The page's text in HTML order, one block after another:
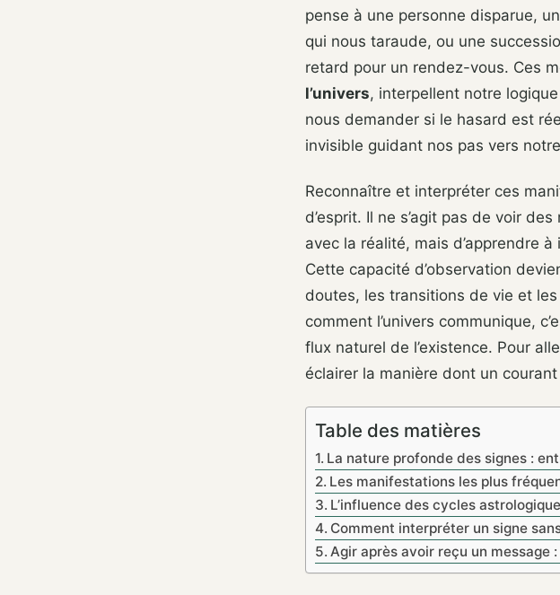
pense à une personne disparue,
qui nous taraude, ou une
retard pour un rendez-vous. Ces
l’univers, interpellent notre
nous demander si le hasard est
invisible guidant nos pas vers
Reconnaître et interpréter ces
d’esprit. Il ne s’agit pas de voir
avec la réalité, mais d’apprendre
Cette capacité d’observation
doutes, les transitions de vie et
comment l’univers communique,
flux naturel de l’existence. Pour
éclairer la manière dont un
Table des matières
La nature profonde des signes :
Les manifestations les plus
L’influence des cycles
Comment interpréter un signe
Agir après avoir reçu un message